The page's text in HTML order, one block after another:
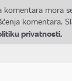
komentara mora
komentara.
privatnosti.